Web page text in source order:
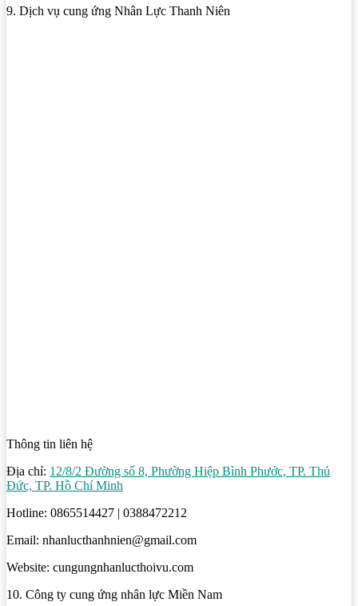
9. Dịch vụ cung ứng Nhân Lực Thanh Niên
Thông tin liên hệ
Địa chỉ: 12/8/2 Đường số 8, Phường Hiệp Bình Phước, TP. Thủ
Đức, TP. Hồ Chí Minh
Hotline: 0865514427 | 0388472212
Email: nhanlucthanhnien@gmail.com
Website: cungungnhanlucthoivu.com
10. Công ty cung ứng nhân lực Miền Nam